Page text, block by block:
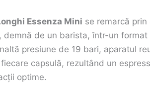
Essenza Mini se remarcă
demnă de un barista, într-un
presiune de 19 bari, aparatul
capsulă, rezultând un
optime.